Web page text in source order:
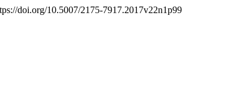
doi.org/10.5007/2175-7917.2017v22n1p99